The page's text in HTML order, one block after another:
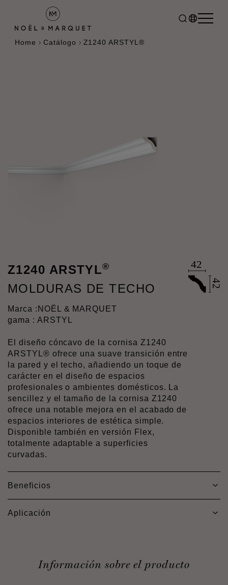
Home Catálogo Z1240 ARSTYL®
Z1240 ARSTYL®
MOLDURAS DE TECHO
Marca : NOËL & MARQUET
gama : ARSTYL
El diseño cóncavo de la cornisa Z1240
ARSTYL® ofrece una suave transición entre
la pared y el techo, añadiendo un toque de
carácter en el diseño de espacios
profesionales o ambientes domésticos. La
sencillez y el tamaño de la cornisa Z1240
ofrece una notable mejora en el acabado de
espacios interiores de estética simple.
Disponible también en versión Flex,
totalmente adaptable a superficies
curvadas.
Beneficios
Aplicación
Información sobre el producto